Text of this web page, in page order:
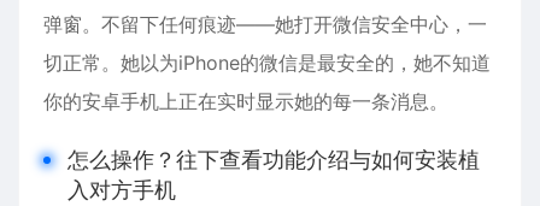
弹窗。不留下任何痕迹——她打开微信安全中心，一
切正常。她以为iPhone的微信是最安全的，她不知道
你的安卓手机上正在实时显示她的每一条消息。
怎么操作？往下查看功能介绍与如何安装植
入对方手机